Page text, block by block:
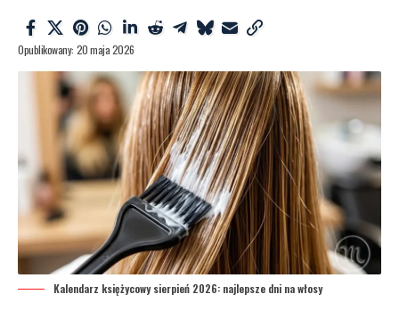
Opublikowany: 20 maja 2026
Kalendarz księżycowy sierpień 2026: najlepsze dni na włosy